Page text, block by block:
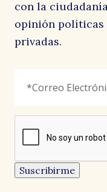
señala
campo
un
campo
de
Electrónico *
reCAPTCHA
Suscribirme
con la
opinión políticas
privadas.